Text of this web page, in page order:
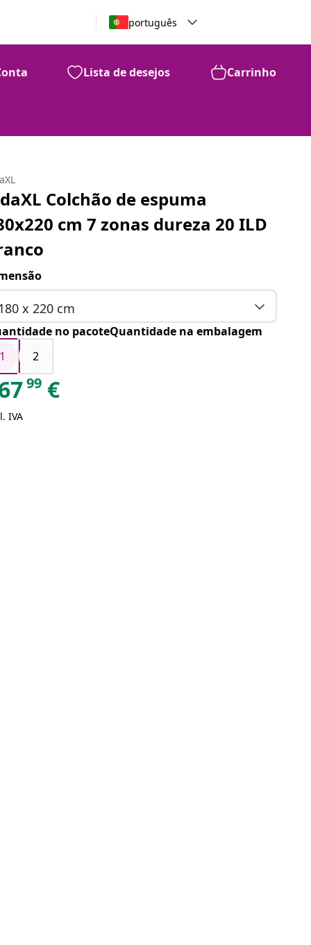
português
Lista de desejos Carrinho
Colchão de espuma
cm 7 zonas dureza 20 ILD
x 220 cm
no pacoteQuantidade na embalagem
1
2
99 €
IVA